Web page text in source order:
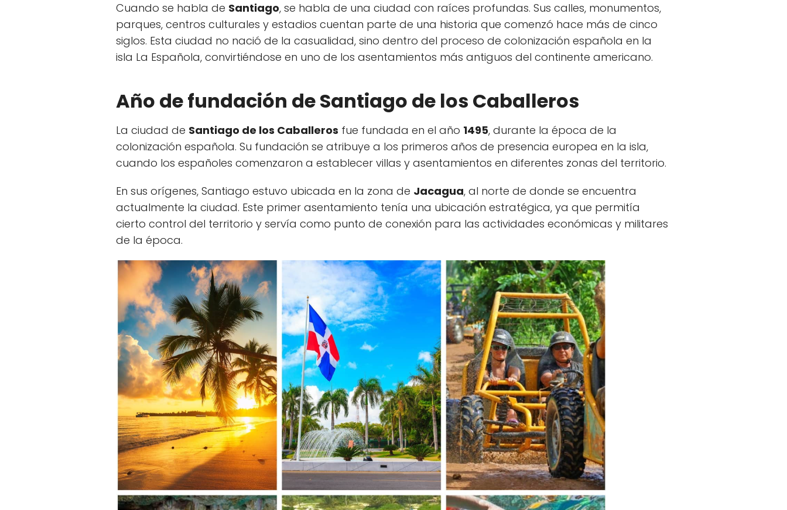
Cuando se habla de Santiago, se habla de una ciudad con raíces profundas. Sus calles, monumentos,
parques, centros culturales y estadios cuentan parte de una historia que comenzó hace más de cinco
siglos. Esta ciudad no nació de la casualidad, sino dentro del proceso de colonización española en la
isla La Española, convirtiéndose en uno de los asentamientos más antiguos del continente americano.
Año de fundación de Santiago de los Caballeros
La ciudad de Santiago de los Caballeros fue fundada en el año 1495, durante la época de la
colonización española. Su fundación se atribuye a los primeros años de presencia europea en la isla,
cuando los españoles comenzaron a establecer villas y asentamientos en diferentes zonas del territorio.
En sus orígenes, Santiago estuvo ubicada en la zona de Jacagua, al norte de donde se encuentra
actualmente la ciudad. Este primer asentamiento tenía una ubicación estratégica, ya que permitía
cierto control del territorio y servía como punto de conexión para las actividades económicas y militares
de la época.